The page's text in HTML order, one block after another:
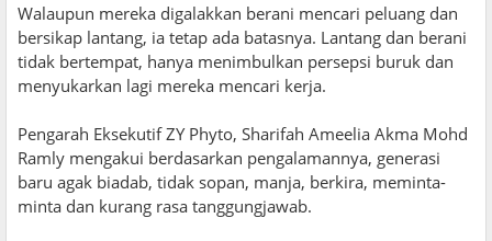
Walaupun mereka digalakkan berani mencari peluang dan
bersikap lantang, ia tetap ada batasnya. Lantang dan berani
tidak bertempat, hanya menimbulkan persepsi buruk dan
menyukarkan lagi mereka mencari kerja.
Pengarah Eksekutif ZY Phyto, Sharifah Ameelia Akma Mohd
Ramly mengakui berdasarkan pengalamannya, generasi
baru agak biadab, tidak sopan, manja, berkira, meminta-
minta dan kurang rasa tanggungjawab.